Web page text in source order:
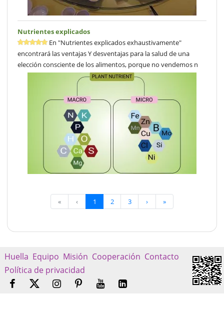
Nutrientes explicados
En "Nutrientes explicados exhaustivamente"
encontrará las ventajas Y desventajas para la salud de una
elección consciente de los alimentos, porque no vendemos n
« ‹ 1 2 3 › »
Huella Equipo Misión Cooperación Contacto
Política de privacidad